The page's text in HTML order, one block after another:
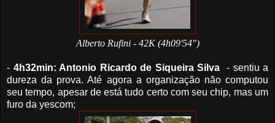
Alberto Rufini - 42K (4h09'54")
- 4h32min: Antonio Ricardo de Siqueira Silva - sentiu a
dureza da prova. Até agora a organização não computou
seu tempo, apesar de está tudo certo com seu chip, mas um
furo da yescom;